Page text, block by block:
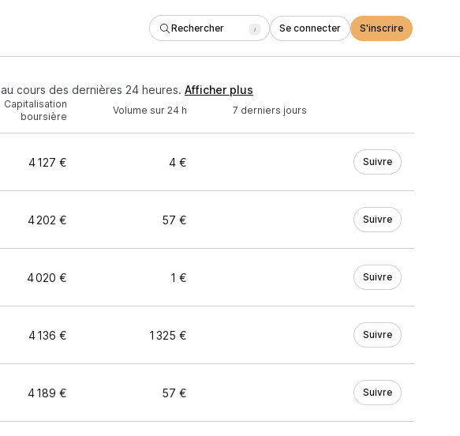
Rechercher / Se connecter S'inscrire
au cours des dernières 24 heures. Afficher plus
Capitalisation
boursière
Volume sur 24 h 7 derniers jours
4 127 € 4 € Suivre
4 202 € 57 € Suivre
4 020 € 1 € Suivre
4 136 € 1 325 € Suivre
4 189 € 57 € Suivre